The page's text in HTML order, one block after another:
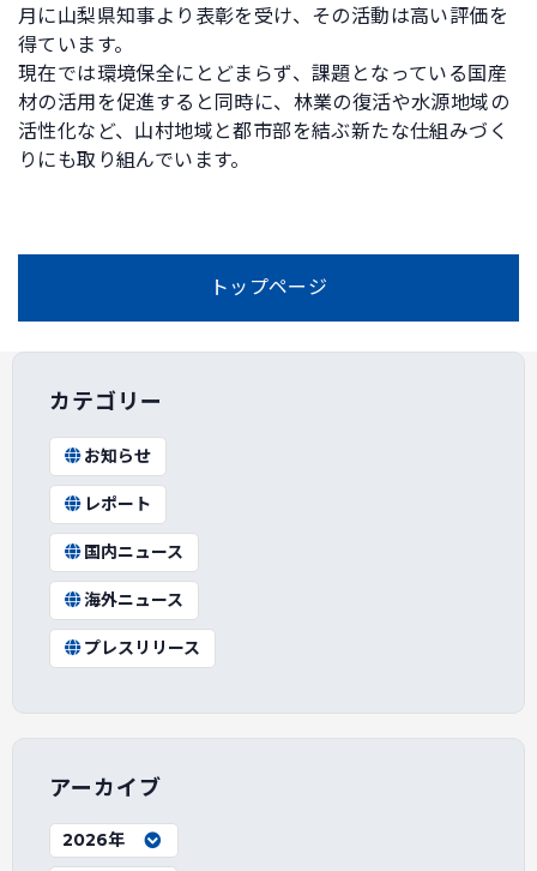
月に山梨県知事より表彰を受け、その活動は高い評価を
得ています。
現在では環境保全にとどまらず、課題となっている国産
材の活用を促進すると同時に、林業の復活や水源地域の
活性化など、山村地域と都市部を結ぶ新たな仕組みづく
りにも取り組んでいます。
トップページ
カテゴリー
お知らせ
レポート
国内ニュース
海外ニュース
プレスリリース
アーカイブ
2026年